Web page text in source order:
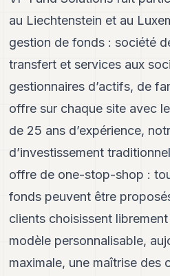
au Liechtenstein et au
gestion de fonds : société
transfert et services aux
gestionnaires d’actifs, de
offre sur chaque site avec
de 25 ans d’expérience,
d’investissement
offre de one-stop-shop :
fonds peuvent être
clients choisissent
modèle personnalisable,
maximale, une maîtrise